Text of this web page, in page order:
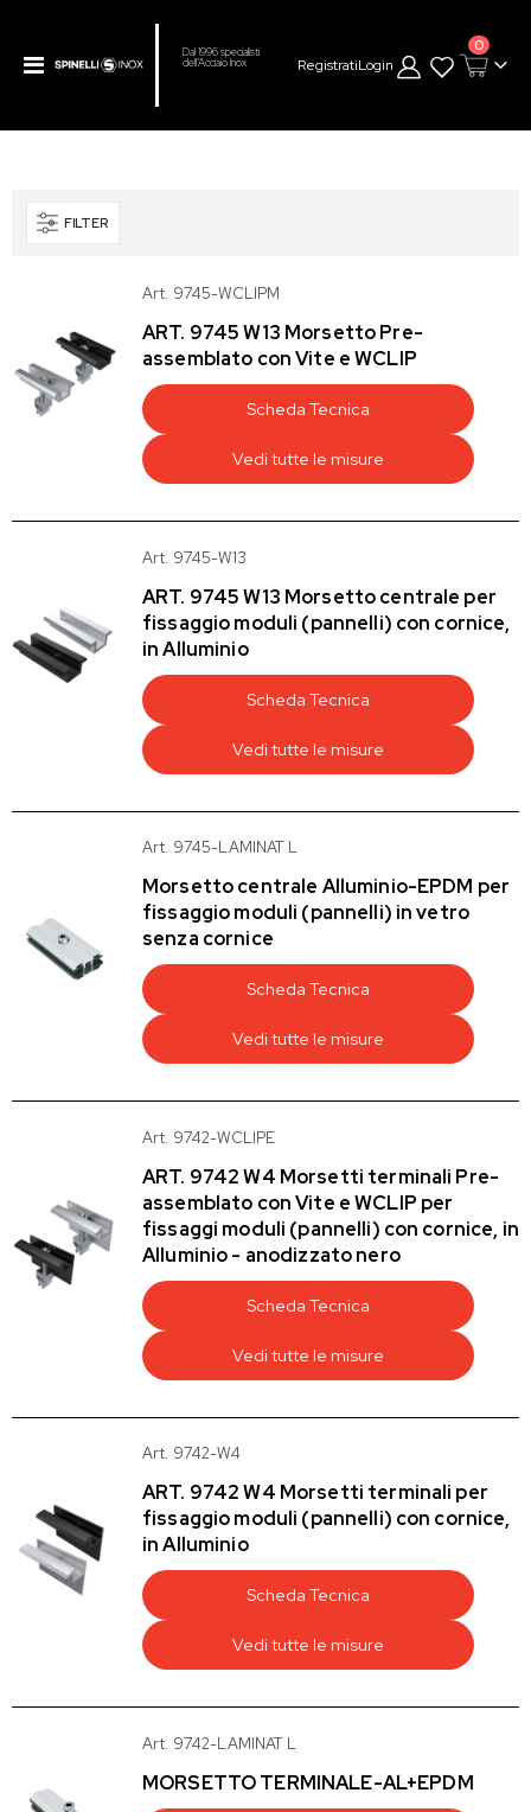
Toggle
Dal 1996 specialisti
dell’Acciaio Inox RegistratiLogin
Cart
0
FILTER
Art. 9745-WCLIPM
ART. 9745 W13 Morsetto Pre-
assemblato con Vite e WCLIP
Scheda Tecnica
Vedi tutte le misure
Art. 9745-W13
ART. 9745 W13 Morsetto centrale per
fissaggio moduli (pannelli) con cornice,
in Alluminio
Scheda Tecnica
Vedi tutte le misure
Art. 9745-LAMINAT L
Morsetto centrale Alluminio-EPDM per
fissaggio moduli (pannelli) in vetro
senza cornice
Scheda Tecnica
Vedi tutte le misure
Art. 9742-WCLIPE
ART. 9742 W4 Morsetti terminali Pre-
assemblato con Vite e WCLIP per
fissaggi moduli (pannelli) con cornice, in
Alluminio - anodizzato nero
Scheda Tecnica
Vedi tutte le misure
Art. 9742-W4
ART. 9742 W4 Morsetti terminali per
fissaggio moduli (pannelli) con cornice,
in Alluminio
Scheda Tecnica
Vedi tutte le misure
Art. 9742-LAMINAT L
MORSETTO TERMINALE-AL+EPDM